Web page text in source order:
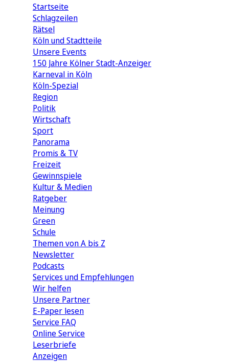
Startseite
Schlagzeilen
Rätsel
Köln und Stadtteile
Unsere Events
150 Jahre Kölner Stadt-Anzeiger
Karneval in Köln
Köln-Spezial
Region
Politik
Wirtschaft
Sport
Panorama
Promis & TV
Freizeit
Gewinnspiele
Kultur & Medien
Ratgeber
Meinung
Green
Schule
Themen von A bis Z
Newsletter
Podcasts
Services und Empfehlungen
Wir helfen
Unsere Partner
E-Paper lesen
Service FAQ
Online Service
Leserbriefe
Anzeigen